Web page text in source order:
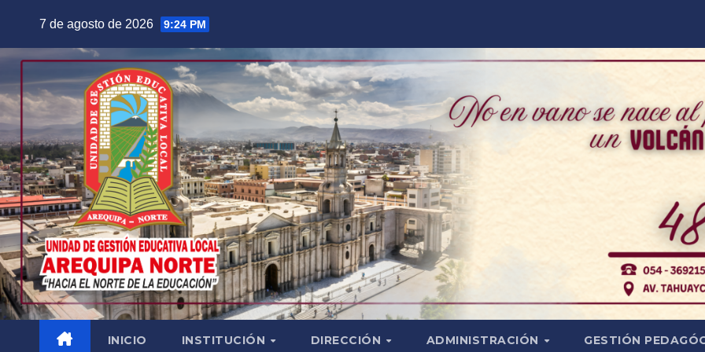
contenido
7 de agosto de 2026 9:24 PM
INICIO INSTITUCIÓN DIRECCIÓN ADMINISTRACIÓN GESTIÓN